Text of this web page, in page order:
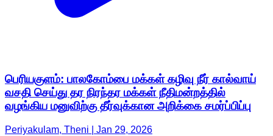
பெரியகுளம்: பாலகோம்பை மக்கள் கழிவு நீர் கால்வாய்
வசதி செய்து தர நிரந்தர மக்கள் நீதிமன்றத்தில்
வழங்கிய மனுவிற்கு தீர்வுக்கான அறிக்கை சமர்ப்பிப்பு
Periyakulam, Theni | Jan 29, 2026